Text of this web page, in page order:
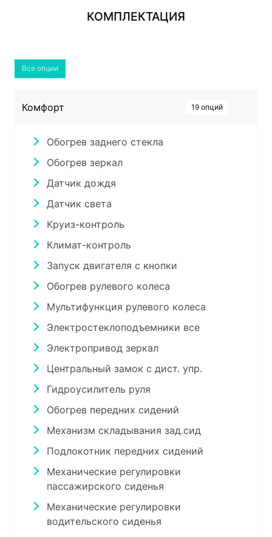
КОМПЛЕКТАЦИЯ
Все опции
Комфорт 19 опций
Обогрев заднего стекла
Обогрев зеркал
Датчик дождя
Датчик света
Круиз-контроль
Климат-контроль
Запуск двигателя с кнопки
Обогрев рулевого колеса
Мультифункция рулевого колеса
Электростеклоподъемники все
Электропривод зеркал
Центральный замок с дист. упр.
Гидроусилитель руля
Обогрев передних сидений
Механизм складывания зад.сид
Подлокотник передних сидений
Механические регулировки
пассажирского сиденья
Механические регулировки
водительского сиденья